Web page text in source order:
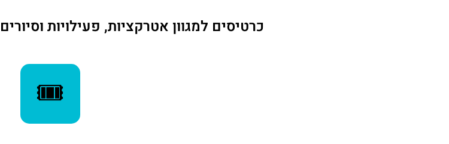
כרטיסים למגוון אטרקציות, פעילויות
🎟️